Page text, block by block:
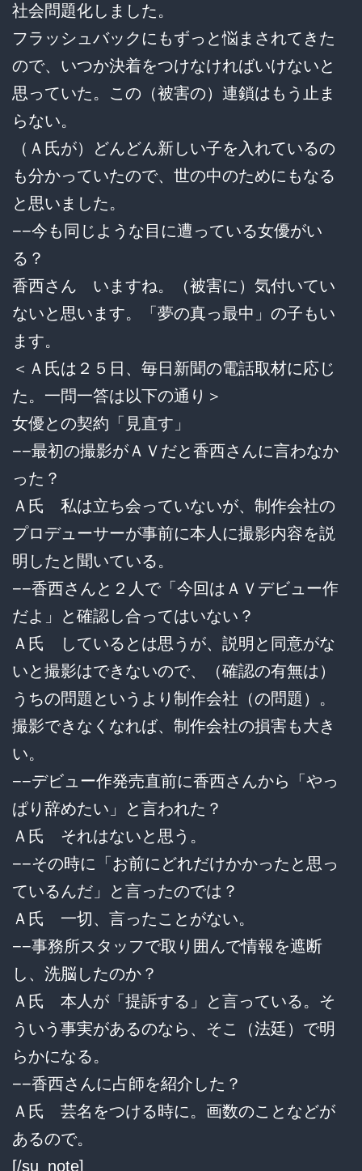
社会問題化しました。
フラッシュバックにもずっと悩まされてきた
ので、いつか決着をつけなければいけないと
思っていた。この（被害の）連鎖はもう止ま
らない。
（Ａ氏が）どんどん新しい子を入れているの
も分かっていたので、世の中のためにもなる
と思いました。
−−今も同じような目に遭っている女優がい
る？
香西さん いますね。（被害に）気付いてい
ないと思います。「夢の真っ最中」の子もい
ます。
＜Ａ氏は２５日、毎日新聞の電話取材に応じ
た。一問一答は以下の通り＞
女優との契約「見直す」
−−最初の撮影がＡＶだと香西さんに言わなか
った？
Ａ氏 私は立ち会っていないが、制作会社の
プロデューサーが事前に本人に撮影内容を説
明したと聞いている。
−−香西さんと２人で「今回はＡＶデビュー作
だよ」と確認し合ってはいない？
Ａ氏 しているとは思うが、説明と同意がな
いと撮影はできないので、（確認の有無は）
うちの問題というより制作会社（の問題）。
撮影できなくなれば、制作会社の損害も大き
い。
−−デビュー作発売直前に香西さんから「やっ
ぱり辞めたい」と言われた？
Ａ氏 それはないと思う。
−−その時に「お前にどれだけかかったと思っ
ているんだ」と言ったのでは？
Ａ氏 一切、言ったことがない。
−−事務所スタッフで取り囲んで情報を遮断
し、洗脳したのか？
Ａ氏 本人が「提訴する」と言っている。そ
ういう事実があるのなら、そこ（法廷）で明
らかになる。
−−香西さんに占師を紹介した？
Ａ氏 芸名をつける時に。画数のことなどが
あるので。
[/su_note]